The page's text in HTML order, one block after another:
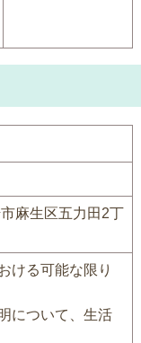
麻生区五力田2丁
ける可能な限り
について、生活